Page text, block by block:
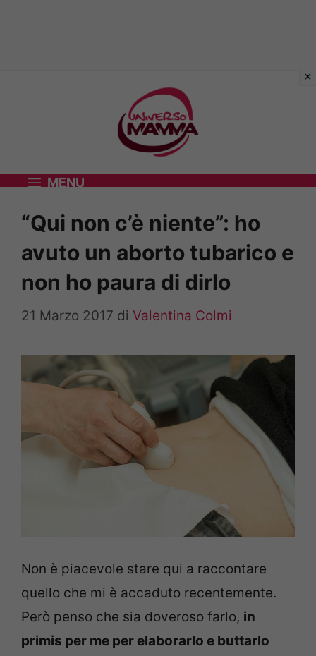
MENU
“Qui non c’è niente”: ho
avuto un aborto tubarico e
non ho paura di dirlo
21 Marzo 2017 di Valentina Colmi
Non è piacevole stare qui a raccontare
quello che mi è accaduto recentemente.
Però penso che sia doveroso farlo, in
primis per me per elaborarlo e buttarlo